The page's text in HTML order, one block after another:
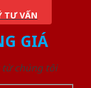
TƯ VẤN
GIÁ
từ chúng tôi